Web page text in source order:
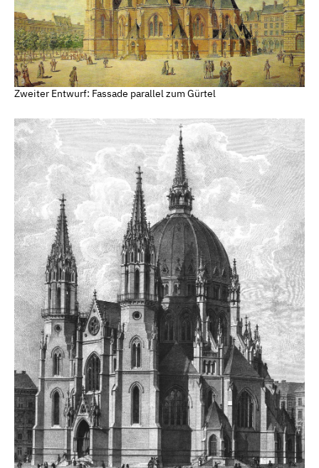
Zweiter Entwurf: Fassade parallel zum Gürtel